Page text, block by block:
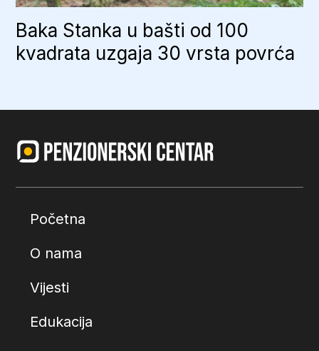
Baka Stanka u bašti od 100
kvadrata uzgaja 30 vrsta povrća
Početna
O nama
Vijesti
Edukacija